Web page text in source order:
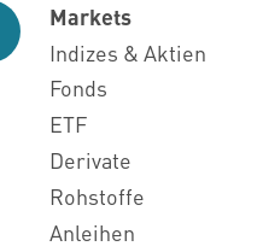
Markets
Indizes & Aktien
Fonds
ETF
Derivate
Rohstoffe
Anleihen